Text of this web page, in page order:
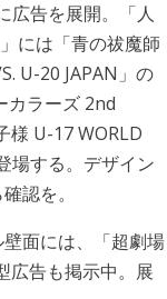
広告を展開。「人
には「青の祓魔師
U-20 JAPAN」の
カラーズ 2nd
様 U-17 WORLD
場する。デザイン
認を。
面には、「超劇場
広告も掲示中。展